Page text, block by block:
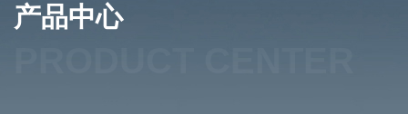
产品中心